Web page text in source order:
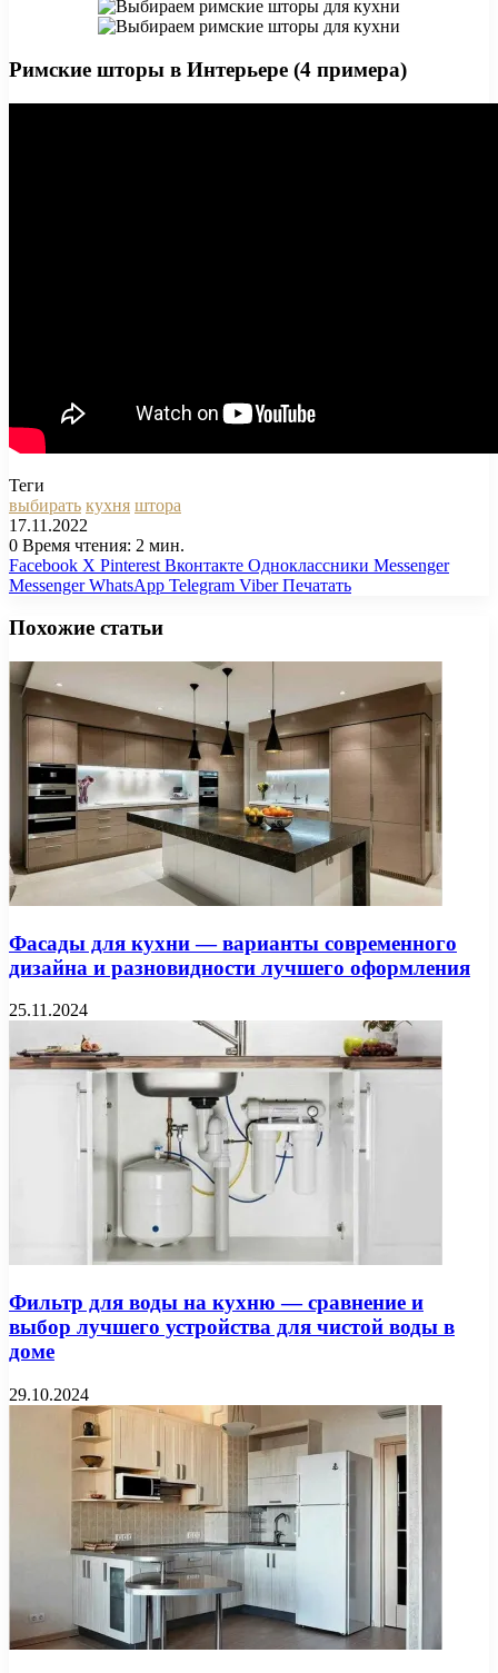
Римские шторы в Интерьере (4 примера)
Теги
выбирать кухня штора
17.11.2022
0 Время чтения: 2 мин.
Facebook X Pinterest Вконтакте Одноклассники Messenger
Messenger WhatsApp Telegram Viber Печатать
Похожие статьи
Фасады для кухни — варианты современного
дизайна и разновидности лучшего оформления
25.11.2024
Фильтр для воды на кухню — сравнение и
выбор лучшего устройства для чистой воды в
доме
29.10.2024